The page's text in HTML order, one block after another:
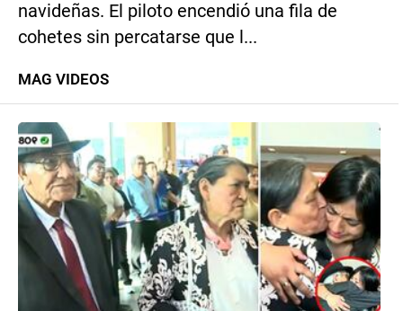
navideñas. El piloto encendió una fila de
cohetes sin percatarse que l...
MAG VIDEOS